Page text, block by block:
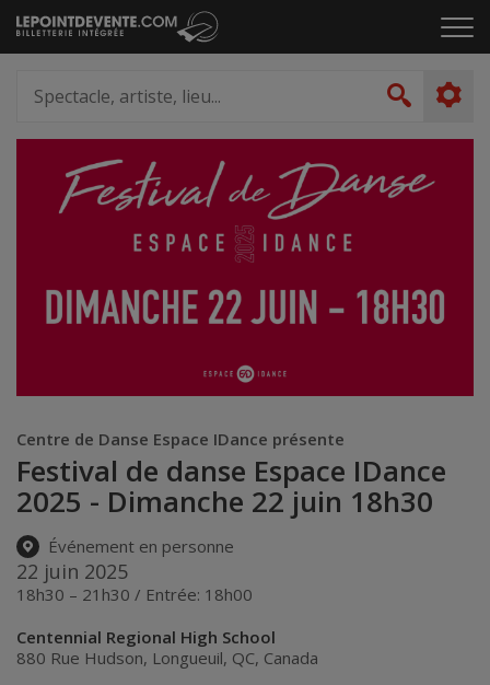
Passer
au
le
artiste,
lieu...
Centre de Danse Espace IDance présente
Festival de danse Espace IDance
2025 - Dimanche 22 juin 18h30
Événement en personne
22 juin 2025
18h30 – 21h30 / Entrée: 18h00
Centennial Regional High School
880 Rue Hudson, Longueuil, QC, Canada